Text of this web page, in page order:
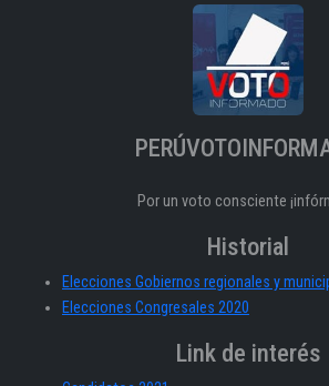
Por un voto consciente
Historial
Elecciones Gobiernos regionales y
Elecciones Congresales 2020
Link de interés